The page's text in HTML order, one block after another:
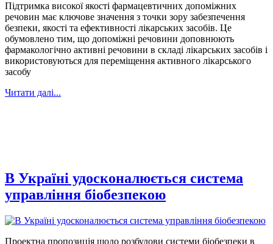
Підтримка високої якості фармацевтичних допоміжних
речовин має ключове значення з точки зору забезпечення
безпеки, якості та ефективності лікарських засобів. Це
обумовлено тим, що допоміжні речовини доповнюють
фармакологічно активні речовини в складі лікарських засобів і
використовуються для переміщення активного лікарського
засобу
Читати далі...
В Україні удосконалюється система
управління біобезпекою
Проектна пропозиція щодо розбудови системи біобезпеки в